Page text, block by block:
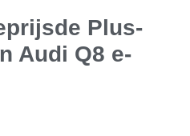
Plus-
Audi Q8 e-